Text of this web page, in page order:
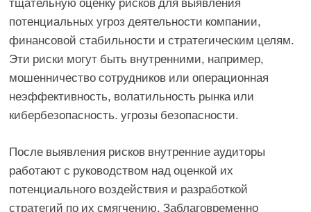
потенциальных угроз деятельности компании,
финансовой стабильности и стратегическим целям.
Эти риски могут быть внутренними, например,
мошенничество сотрудников или операционная
неэффективность, волатильность рынка или
кибербезопасность. угрозы безопасности.
После выявления рисков внутренние аудиторы
работают с руководством над оценкой их
потенциального воздействия и разработкой
стратегий по их смягчению. Заблаговременно